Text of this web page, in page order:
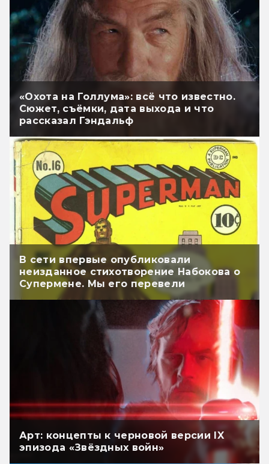
«Охота на Голлума»: всё что известно.
Сюжет, съёмки, дата выхода и что
рассказал Гэндальф
В сети впервые опубликовали
неизданное стихотворение Набокова о
Супермене. Мы его перевели
Арт: концепты к черновой версии IX
эпизода «Звёздных войн»